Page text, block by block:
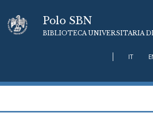
Polo SBN
BIBLIOTECA UNIVERSITARIA
IT